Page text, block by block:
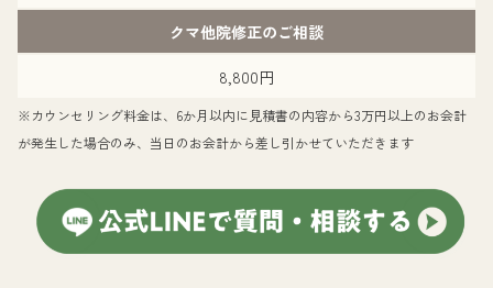
クマ他院修正のご相談
8,800円
※カウンセリング料金は、6か月以内に見積書の内容から3万円以上のお会計
が発生した場合のみ、当日のお会計から差し引かせていただきます